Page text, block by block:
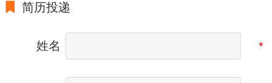
简历投递
姓名